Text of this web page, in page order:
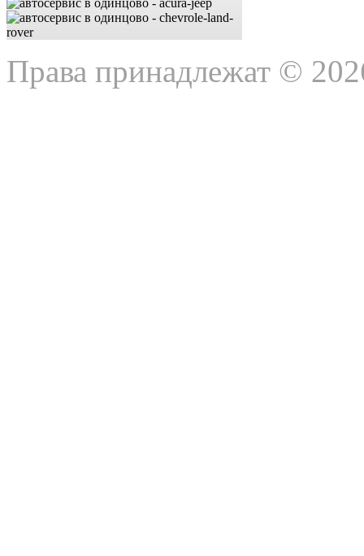
Права принадлежат ©